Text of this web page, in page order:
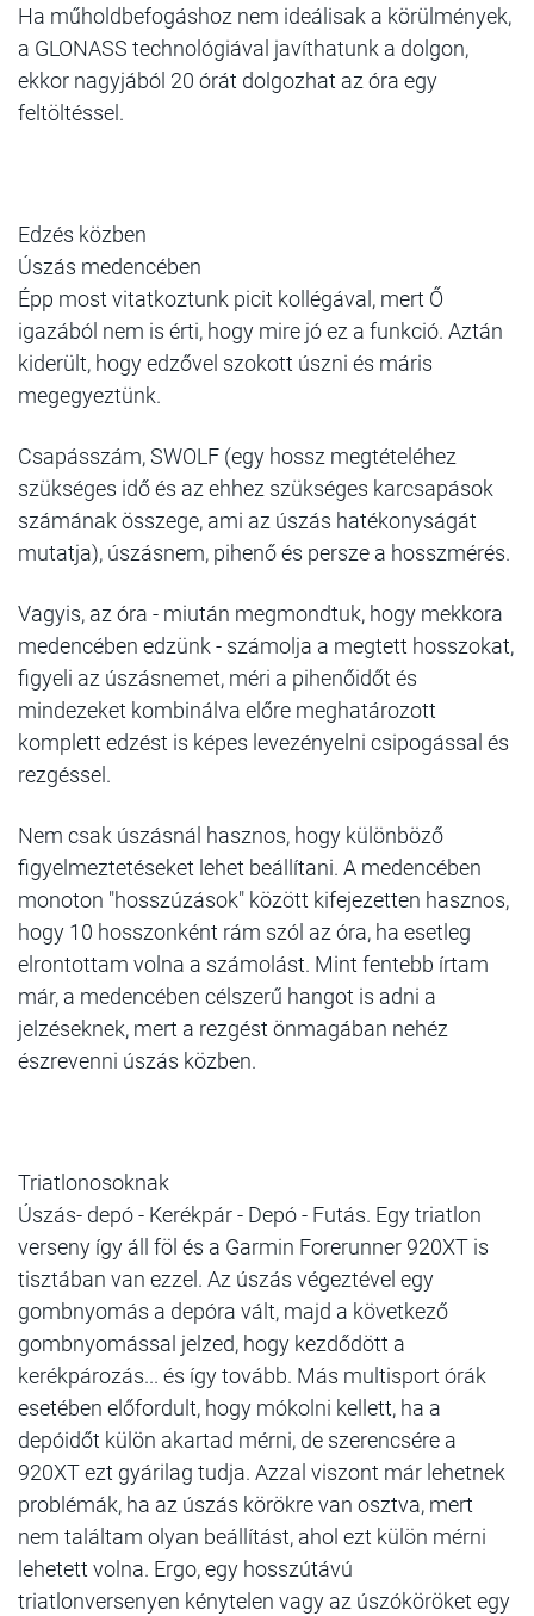
Ha műholdbefogáshoz nem ideálisak a körülmények,
a GLONASS technológiával javíthatunk a dolgon,
ekkor nagyjából 20 órát dolgozhat az óra egy
feltöltéssel.
Edzés közben
Úszás medencében
Épp most vitatkoztunk picit kollégával, mert Ő
igazából nem is érti, hogy mire jó ez a funkció. Aztán
kiderült, hogy edzővel szokott úszni és máris
megegyeztünk.
Csapásszám, SWOLF (egy hossz megtételéhez
szükséges idő és az ehhez szükséges karcsapások
számának összege, ami az úszás hatékonyságát
mutatja), úszásnem, pihenő és persze a hosszmérés.
Vagyis, az óra - miután megmondtuk, hogy mekkora
medencében edzünk - számolja a megtett hosszokat,
figyeli az úszásnemet, méri a pihenőidőt és
mindezeket kombinálva előre meghatározott
komplett edzést is képes levezényelni csipogással és
rezgéssel.
Nem csak úszásnál hasznos, hogy különböző
figyelmeztetéseket lehet beállítani. A medencében
monoton "hosszúzások" között kifejezetten hasznos,
hogy 10 hosszonként rám szól az óra, ha esetleg
elrontottam volna a számolást. Mint fentebb írtam
már, a medencében célszerű hangot is adni a
jelzéseknek, mert a rezgést önmagában nehéz
észrevenni úszás közben.
Triatlonosoknak
Úszás- depó - Kerékpár - Depó - Futás. Egy triatlon
verseny így áll föl és a Garmin Forerunner 920XT is
tisztában van ezzel. Az úszás végeztével egy
gombnyomás a depóra vált, majd a következő
gombnyomással jelzed, hogy kezdődött a
kerékpározás... és így tovább. Más multisport órák
esetében előfordult, hogy mókolni kellett, ha a
depóidőt külön akartad mérni, de szerencsére a
920XT ezt gyárilag tudja. Azzal viszont már lehetnek
problémák, ha az úszás körökre van osztva, mert
nem találtam olyan beállítást, ahol ezt külön mérni
lehetett volna. Ergo, egy hosszútávú
triatlonversenyen kénytelen vagy az úszóköröket egy